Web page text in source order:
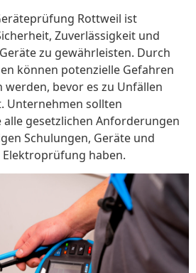
Rottweil ist
Zuverlässigkeit und
zu gewährleisten. Durch
können potenzielle Gefahren
bevor es zu Unfällen
Unternehmen sollten
alle gesetzlichen Anforderungen
Schulungen, Geräte und
haben.